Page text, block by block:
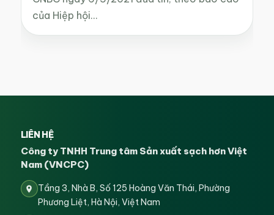
của Hiệp hội…
LIÊN HỆ
Công ty TNHH Trung tâm Sản xuất sạch hơn Việt
Nam (VNCPC)
Tầng 3, Nhà B, Số 125 Hoàng Văn Thái, Phường
Phương Liệt, Hà Nội, Việt Nam